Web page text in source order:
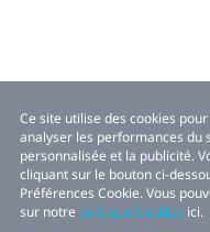
Ce site utilise des cookies
analyser les performances du
personnalisée et la publicité.
cliquant sur le bouton ci-
Préférences Cookie. Vous
sur notre politique Cookies ici.